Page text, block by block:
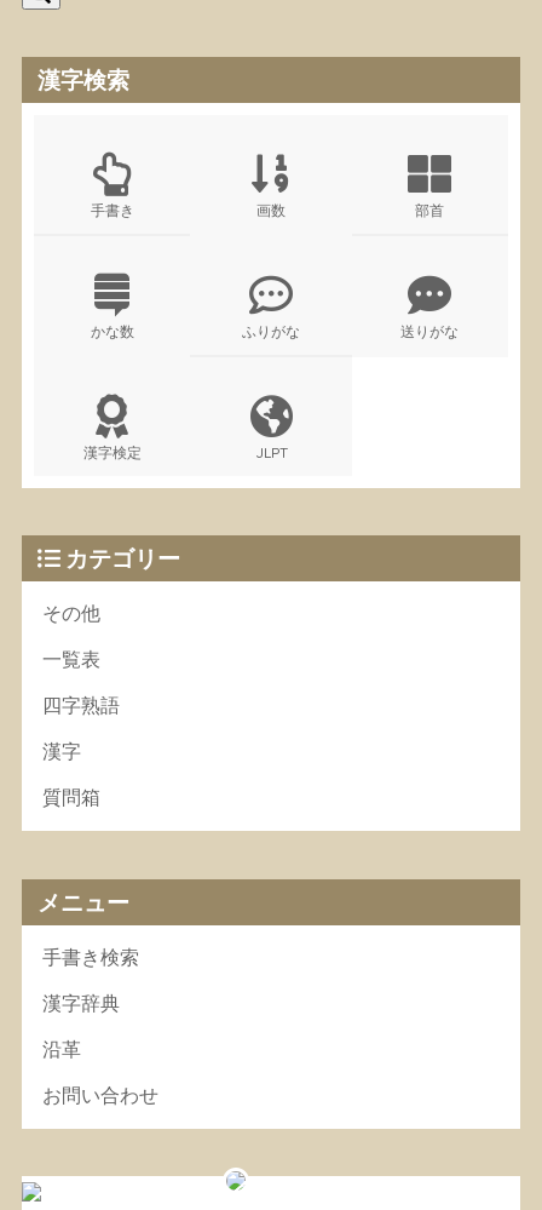
漢字検索
手書き 画数 部首
かな数 ふりがな 送りがな
漢字検定 JLPT
カテゴリー
その他
一覧表
四字熟語
漢字
質問箱
メニュー
手書き検索
漢字辞典
沿革
お問い合わせ